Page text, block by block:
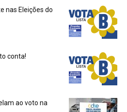
nas Eleições do
conta!
ao voto na